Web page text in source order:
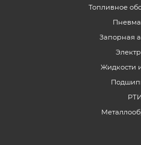
Топливное
Запорная
Жидкости
РТИ